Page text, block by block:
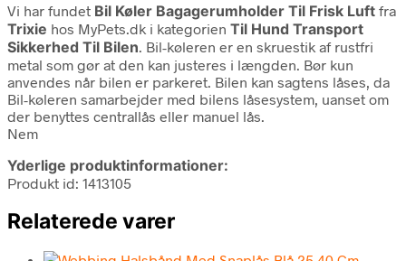
Vi har fundet Bil Køler Bagagerumholder Til Frisk Luft fra
Trixie hos MyPets.dk i kategorien Til Hund Transport
Sikkerhed Til Bilen. Bil-køleren er en skruestik af rustfri
metal som gør at den kan justeres i længden. Bør kun
anvendes når bilen er parkeret. Bilen kan sagtens låses, da
Bil-køleren samarbejder med bilens låsesystem, uanset om
der benyttes centrallås eller manuel lås.
Nem
Yderlige produktinformationer:
Produkt id: 1413105
Relaterede varer